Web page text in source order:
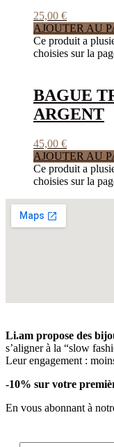
25,00 €
AJOUTER AU
Ce produit a
choisies sur la
BAGUE
ARGENT
45,00 €
AJOUTER AU
Ce produit a
choisies sur la
Li.am propose des
s’aligner à la “slow
Leur engagement :
-10% sur votre
En vous abonnant à